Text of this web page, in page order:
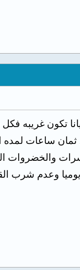
تكون غريبه
ساعات
والخضروات
وعدم شرب